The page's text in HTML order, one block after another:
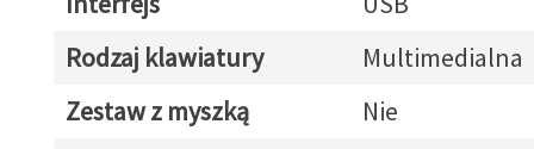
Rodzaj klawiatury
Multimedialna
Zestaw z myszką
Nie